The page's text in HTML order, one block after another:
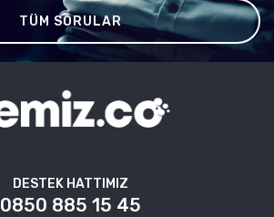
TÜM SORULAR
DESTEK HATTIMIZ
0850 885 15 45